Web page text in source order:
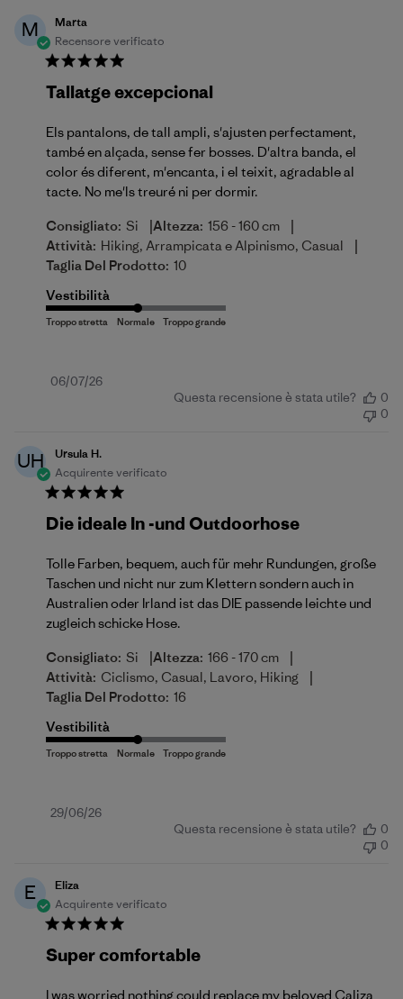
M
Marta
Recensore verificato
Tallatge excepcional
Els pantalons, de tall ampli, s'ajusten perfectament,
també en alçada, sense fer bosses. D'altra banda, el
color és diferent, m'encanta, i el teixit, agradable al
tacte. No me'ls treuré ni per dormir.
Consigliato: Si |Altezza: 156 - 160 cm |
Attività: Hiking, Arrampicata e Alpinismo, Casual |
Taglia Del Prodotto: 10
Vestibilità
Data
06/07/26
Questa recensione è stata utile?
0
0
UH
Ursula H.
Acquirente verificato
Die ideale In -und Outdoorhose
Tolle Farben, bequem, auch für mehr Rundungen, große
Taschen und nicht nur zum Klettern sondern auch in
Australien oder Irland ist das DIE passende leichte und
zugleich schicke Hose.
Consigliato: Si |Altezza: 166 - 170 cm |
Attività: Ciclismo, Casual, Lavoro, Hiking |
Taglia Del Prodotto: 16
Vestibilità
Data
29/06/26
Questa recensione è stata utile?
0
0
E
Eliza
Acquirente verificato
Super comfortable
I was worried nothing could replace my beloved Caliza